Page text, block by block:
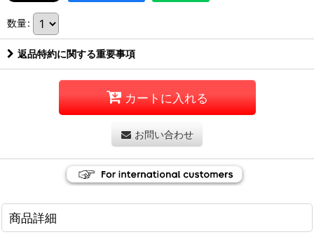
数量:
返品特約に関する重要事項
カートに入れる
お問い合わせ
商品詳細